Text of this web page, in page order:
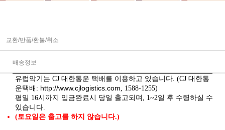
교환/반품/환불/취소
배송정보
유럽악기는 CJ 대한통운 택배를 이용하고 있습니다. (CJ 대한통
운택배: http://www.cjlogistics.com , 1588-1255)
평일 16시까지 입금완료시 당일 출고되며, 1~2일 후 수령하실 수
있습니다.
(토요일은 출고를 하지 않습니다.)